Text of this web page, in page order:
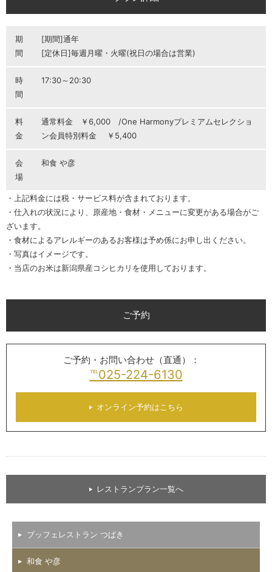
期
間
[期間]通年
[定休日]毎週月曜・火曜(祝日の場合は営業)
時
間
17:30～20:30
料
金
通常料金 ￥6,000 /One Harmonyプレミアムセレクショ
ン会員特別料金 ￥5,400
会
場
和食 や彦
・上記料金には税・サービス料が含まれております。
・仕入れの状況により、原産地・食材・メニューに変更がある場合がご
ざいます。
・食材によるアレルギーのあるお客様は予め係にお申し出ください。
・写真はイメージです。
・当店のお米は新潟県産コシヒカリを使用しております。
ご予約
ご予約・お問い合わせ（直通）：
℡025-224-6130
オンライン予約はこちら
レストランプラン一覧へ
ブッフェレストラン つばき
和食 や彦